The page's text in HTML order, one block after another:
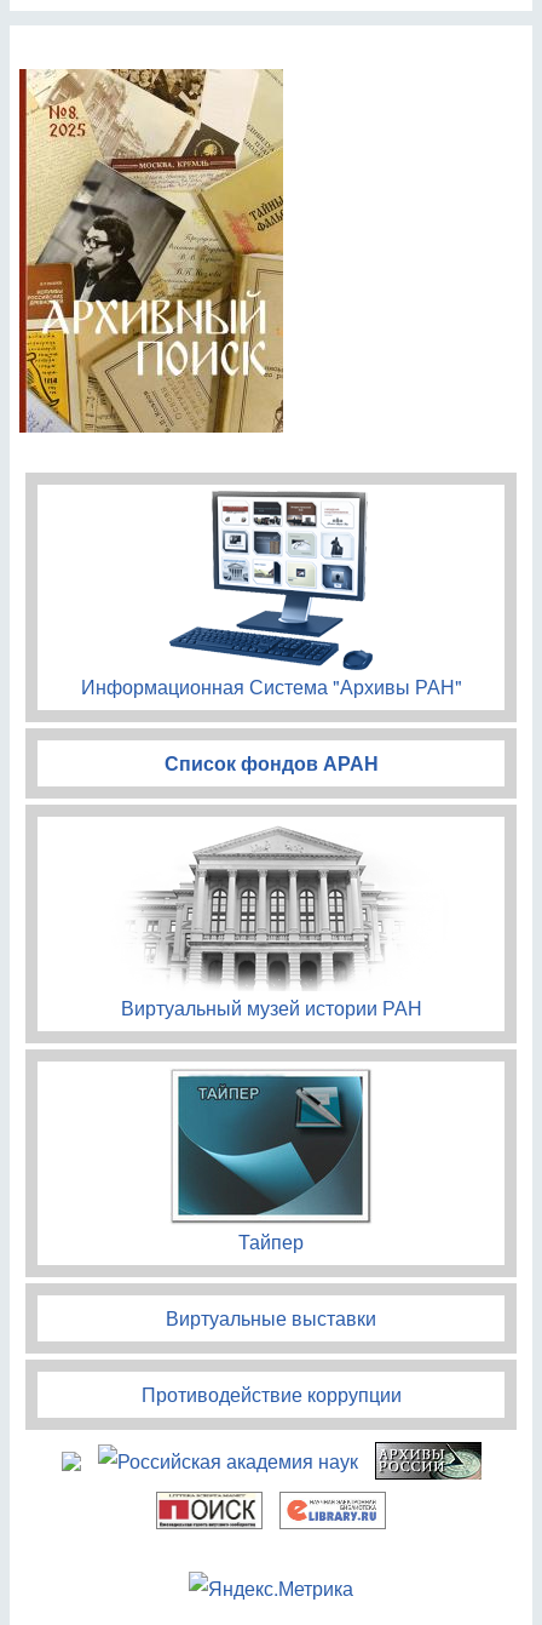
Информационная Система "Архивы РАН"
Список фондов АРАН
Виртуальный музей истории РАН
Тайпер
Виртуальные выставки
Противодействие коррупции